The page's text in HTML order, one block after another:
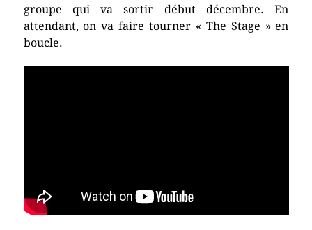
groupe qui va sortir début décembre. En
attendant, on va faire tourner « The Stage » en
boucle.